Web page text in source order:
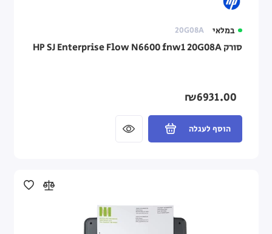
במלאי 20G08A
סורק HP SJ Enterprise Flow N6600 fnw1 20G08A
₪6931.00
הוסף לעגלה